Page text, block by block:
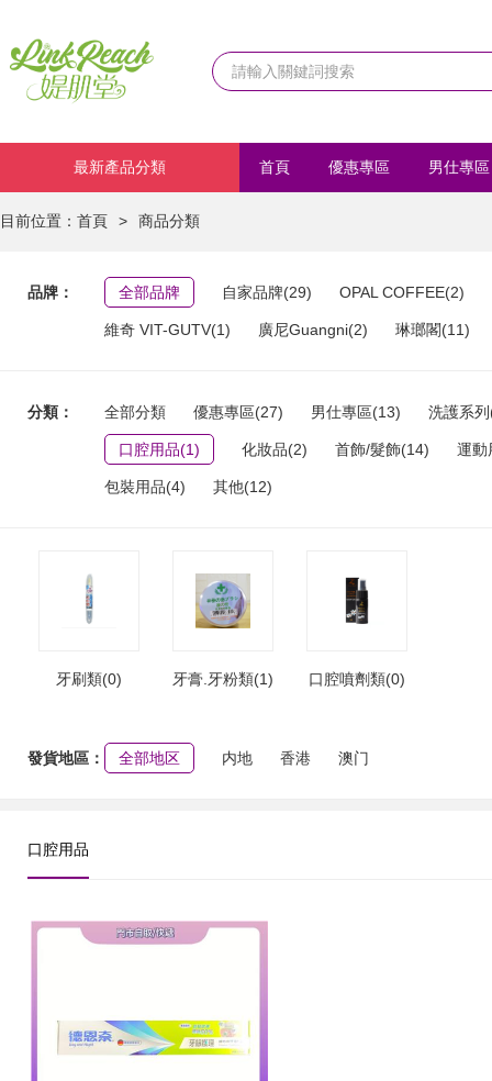
最新產品分類 首頁 優惠專區 男仕專區
目前位置： 首頁 > 商品分類
品牌： 全部品牌 自家品牌(29) OPAL COFFEE(2)
維奇 VIT-GUTV(1) 廣尼Guangni(2) 琳瑯閣(11)
分類： 全部分類 優惠專區(27) 男仕專區(13) 洗護系
口腔用品(1) 化妝品(2) 首飾/髮飾(14) 運動
包裝用品(4) 其他(12)
牙刷類(0) 牙膏.牙粉類(1) 口腔噴劑類(0)
發貨地區： 全部地区 内地 香港 澳门
口腔用品